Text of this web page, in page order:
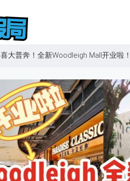
喜大普奔！全新Woodleigh Mall开业啦